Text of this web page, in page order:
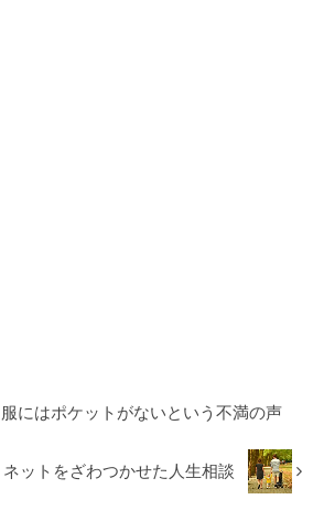
にはポケットがないという不満の声
ネットをざわつかせた人生相談